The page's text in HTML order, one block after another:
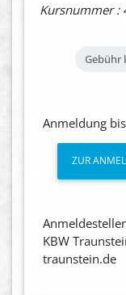
Kursnummer :
Gebühr
Anmeldung
ZUR
KBW
traunstein.de